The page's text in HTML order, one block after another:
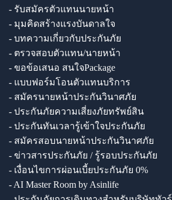
- รับสมัครตัวแทนนายหน้า
- มุมคิดสร้างแรงบันดาลใจ
- บทความเกี่ยวกับประกันภัย
- ตรวจสอบตัวแทน/นายหน้า
- ขอข้อเสนอ สนใจPackage
- แบบฟอร์มโอนตัวแทนบริการ
- สมัครนายหน้าประกันวินาศภัย
- ประกันภัยความเสี่ยงภัยทรัพย์สิน
- ประกันทันเวลารู้เข้าใจประกันภัย
- สมัครสอบนายหน้าประกันวินาศภัย
- ข่าวสารประกันภัย / รู้รอบประกันภัย
- เงื่อนไขการผ่อนเบี้ยประกันภัย 0%
- AI Master Room by Asinlife